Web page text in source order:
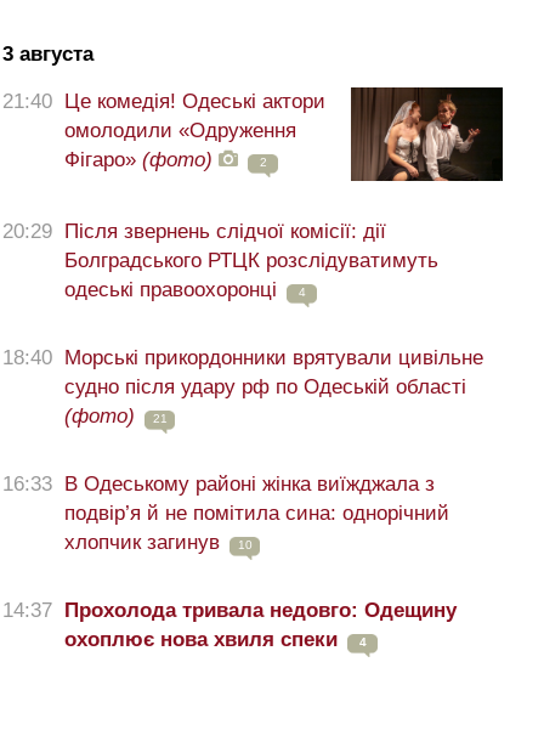
3 августа
21:40 Це комедія! Одеські актори
омолодили «Одруження
Фігаро» (фото) 2
20:29 Після звернень слідчої комісії: дії
Болградського РТЦК розслідуватимуть
одеські правоохоронці
4
18:40 Морські прикордонники врятували цивільне
судно після удару рф по Одеській області
(фото)
21
16:33 В Одеському районі жінка виїжджала з
подвір’я й не помітила сина: однорічний
хлопчик загинув
10
14:37 Прохолода тривала недовго: Одещину
охоплює нова хвиля спеки
4